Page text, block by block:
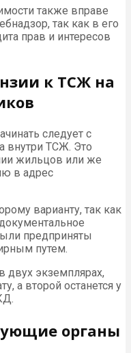
также вправе
так как в его
прав и интересов
к ТСЖ на
следует с
внутри ТСЖ. Это
жильцов или же
в адрес
варианту, так как
предприняты
путем.
двух экземплярах,
а второй останется у
органы